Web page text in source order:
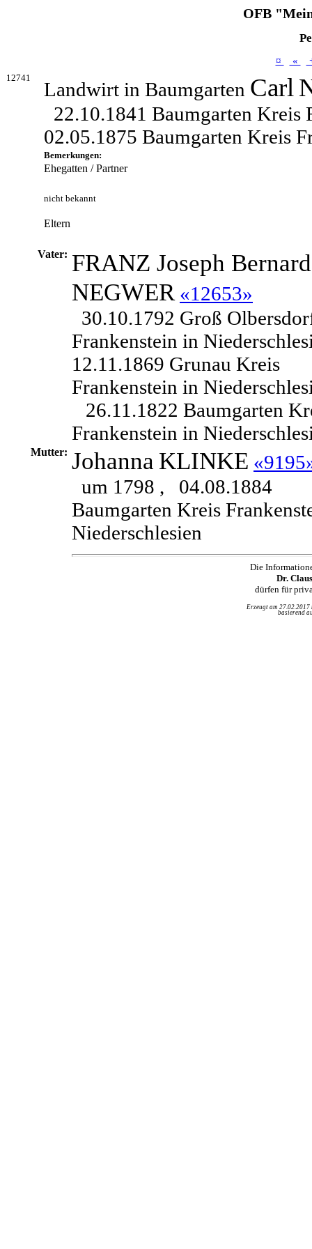
OFB
¤ «
12741
Landwirt in Baumgarten Carl
22.10.1841 Baumgarten Kreis
02.05.1875 Baumgarten Kreis
Bemerkungen:
Ehegatten / Partner
nicht bekannt
Eltern
Vater: FRANZ Joseph Bernard
NEGWER «12653»
30.10.1792 Groß
Frankenstein in
12.11.1869 Grunau Kreis
Frankenstein in
26.11.1822 Baumgarten
Frankenstein in
Mutter: Johanna KLINKE
um 1798 ,
04.08.1884
Baumgarten Kreis
Niederschlesien
Die
Dr.
dürfen für
Erzeugt am
basierend